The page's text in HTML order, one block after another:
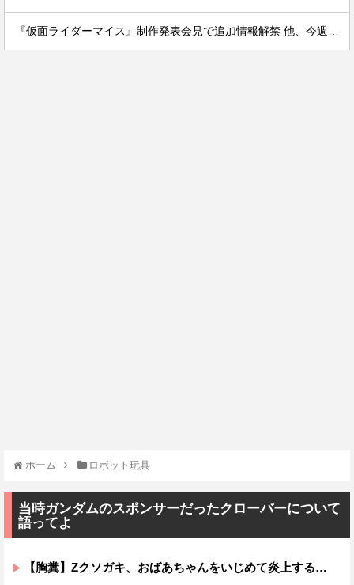
ホーム ロボット玩具
当時ガンダムのスポンサーだったクローバーについて
語ってよ
【胸糞】Zクソガキ、おばあちゃんをいじめて炎上するｗｗｗｗ